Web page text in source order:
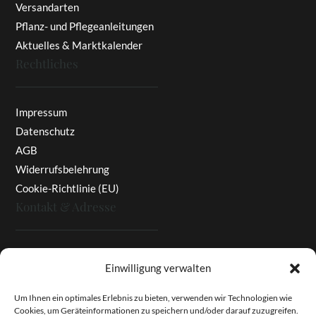
Einwilligung verwalten
Um Ihnen ein optimales Erlebnis zu bieten, verwenden wir Technologien wie
Cookies, um Geräteinformationen zu speichern und/oder darauf zuzugreifen.
Versandarten
Pflanz- und Pflegeanleitungen
Aktuelles & Marktkalender
Rechtliches
Impressum
Datenschutz
AGB
Widerrufsbelehrung
Cookie-Richtlinie (EU)
Kontakt & Adresse
Heinz Enzinger-Panitz
Aussergernwallen 3
94166 Stubenberg